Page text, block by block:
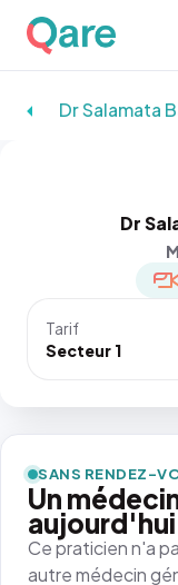
Dr Salamata
Dr
Tarif
Secteur 1
SANS RENDEZ-
Un
aujourd'hui
Ce praticien n'a
autre médecin